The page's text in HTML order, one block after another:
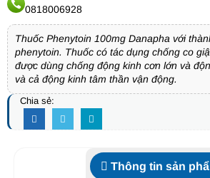
0818006928
Thuốc Phenytoin 100mg Danapha với
phenytoin. Thuốc có tác dụng chống co
được dùng chống động kinh cơn lớn và
và cả động kinh tâm thần vận động.
Chia sẻ:
Thông tin sản